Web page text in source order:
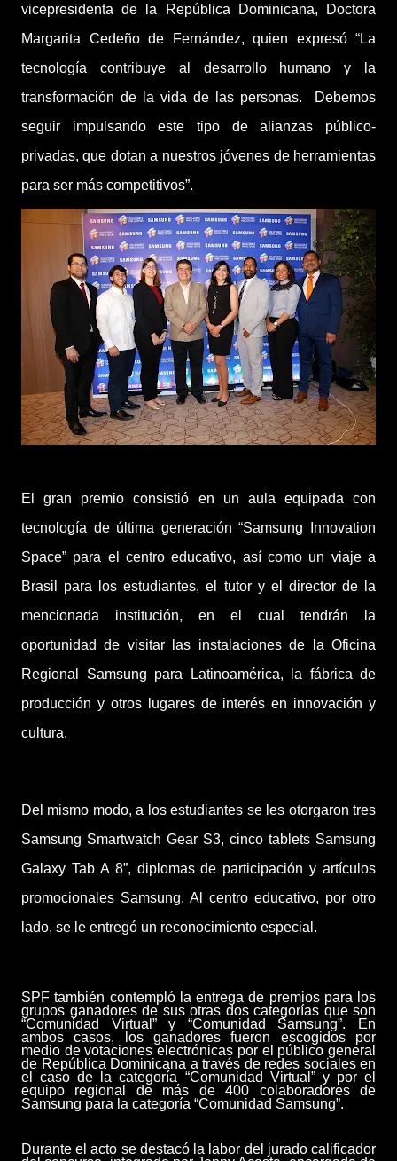
vicepresidenta de la República Dominicana, Doctora
Margarita Cedeño de Fernández, quien expresó “La
tecnología contribuye al desarrollo humano y la
transformación de la vida de las personas. Debemos
seguir impulsando este tipo de alianzas público-
privadas, que dotan a nuestros jóvenes de herramientas
para ser más competitivos”.
El gran premio consistió en un aula equipada con
tecnología de última generación “Samsung Innovation
Space” para el centro educativo, así como un viaje a
Brasil para los estudiantes, el tutor y el director de la
mencionada institución, en el cual tendrán la
oportunidad de visitar las instalaciones de la Oficina
Regional Samsung para Latinoamérica, la fábrica de
producción y otros lugares de interés en innovación y
cultura.
Del mismo modo, a los estudiantes se les otorgaron tres
Samsung Smartwatch Gear S3, cinco tablets Samsung
Galaxy Tab A 8”, diplomas de participación y artículos
promocionales Samsung. Al centro educativo, por otro
lado, se le entregó un reconocimiento especial.
SPF también contempló la entrega de premios para los
grupos ganadores de sus otras dos categorías que son
“Comunidad Virtual” y “Comunidad Samsung”. En
ambos casos, los ganadores fueron escogidos por
medio de votaciones electrónicas por el público general
de República Dominicana a través de redes sociales en
el caso de la categoría “Comunidad Virtual” y por el
equipo regional de más de 400 colaboradores de
Samsung para la categoría “Comunidad Samsung”.
Durante el acto se destacó la labor del jurado calificador